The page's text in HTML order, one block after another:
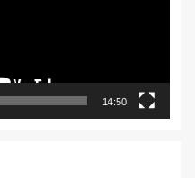
14:50